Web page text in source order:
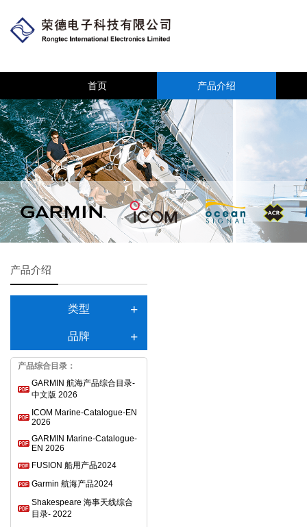
首页 产品介绍
产品介绍
类型
品牌
产品综合目录：
GARMIN 航海产品综合目录-
中文版 2026
ICOM Marine-Catalogue-EN
2026
GARMIN Marine-Catalogue-
EN 2026
FUSION 船用产品2024
Garmin 航海产品2024
Shakespeare 海事天线综合
目录- 2022